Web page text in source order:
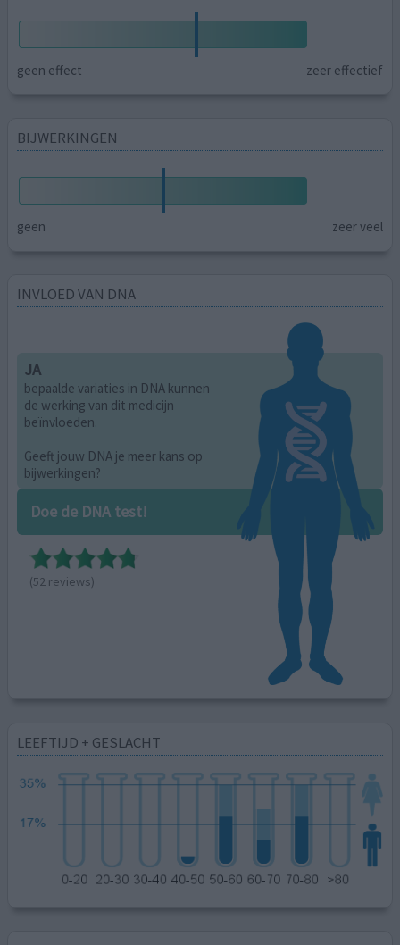
geen effect zeer effectief
BIJWERKINGEN
geen zeer veel
INVLOED VAN DNA
JA
bepaalde variaties in DNA kunnen
de werking van dit medicijn
beïnvloeden.
Geeft jouw DNA je meer kans op
bijwerkingen?
Doe de DNA test!
(52 reviews)
LEEFTIJD + GESLACHT